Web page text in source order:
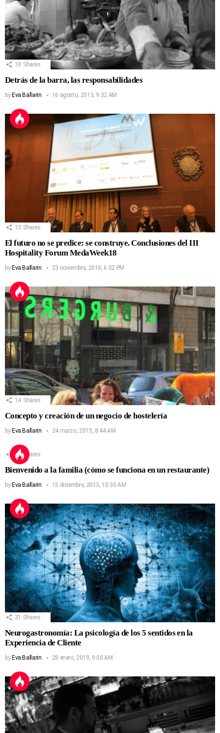
18 Shares
Detrás de la barra, las responsabilidades
by Eva Ballarin 16 agosto, 2013, 9:32 AM
13 Shares
El futuro no se predice: se construye. Conclusiones del III
Hospitality Forum MedaWeek18
by Eva Ballarin 23 noviembre, 2018, 6:02 PM
14 Shares
Concepto y creación de un negocio de hostelería
by Eva Ballarin 24 marzo, 2015, 8:44 AM
13 Shares
Bienvenido a la familia (cómo se funciona en un restaurante)
by Eva Ballarin 15 diciembre, 2013, 10:30 AM
31 Shares
Neurogastronomía: La psicología de los 5 sentidos en la
Experiencia de Cliente
by Eva Ballarin 28 enero, 2019, 9:00 AM